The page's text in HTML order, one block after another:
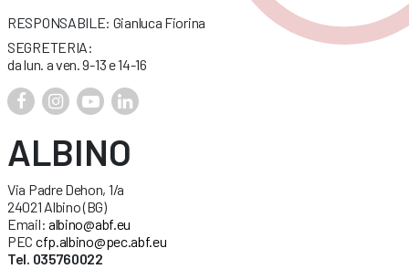
RESPONSABILE: Gianluca Fiorina
SEGRETERIA:
da lun. a ven. 9-13 e 14-16
ALBINO
Via Padre Dehon, 1/a
24021 Albino (BG)
Email: albino@abf.eu
PEC cfp.albino@pec.abf.eu
Tel. 035760022